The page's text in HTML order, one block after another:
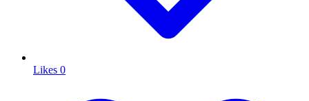
Likes 0